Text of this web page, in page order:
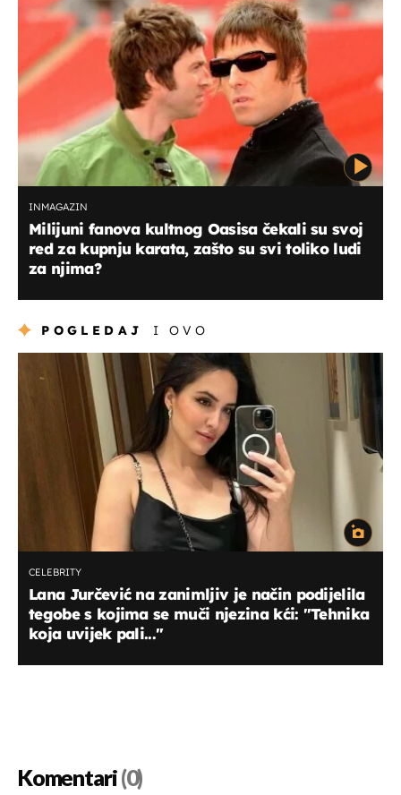
INMAGAZIN
Milijuni fanova kultnog Oasisa čekali su svoj
red za kupnju karata, zašto su svi toliko ludi
za njima?
POGLEDAJ I OVO
CELEBRITY
Lana Jurčević na zanimljiv je način podijelila
tegobe s kojima se muči njezina kći: "Tehnika
koja uvijek pali..."
Komentari(0)